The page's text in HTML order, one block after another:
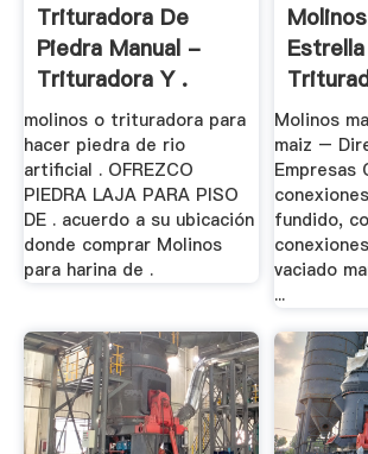
Trituradora De
Piedra Manual -
Trituradora Y .
molinos o trituradora para
hacer piedra de rio
artificial . OFREZCO
PIEDRA LAJA PARA PISO
DE . acuerdo a su ubicación
donde comprar Molinos
para harina de .
Estrella |
Molinos
Molinos
maiz –
Empresas
fundido,
vaciado
...